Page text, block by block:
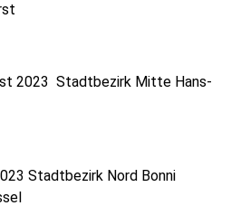
2023 Stadtbezirk Mitte Hans-
Stadtbezirk Nord Bonni